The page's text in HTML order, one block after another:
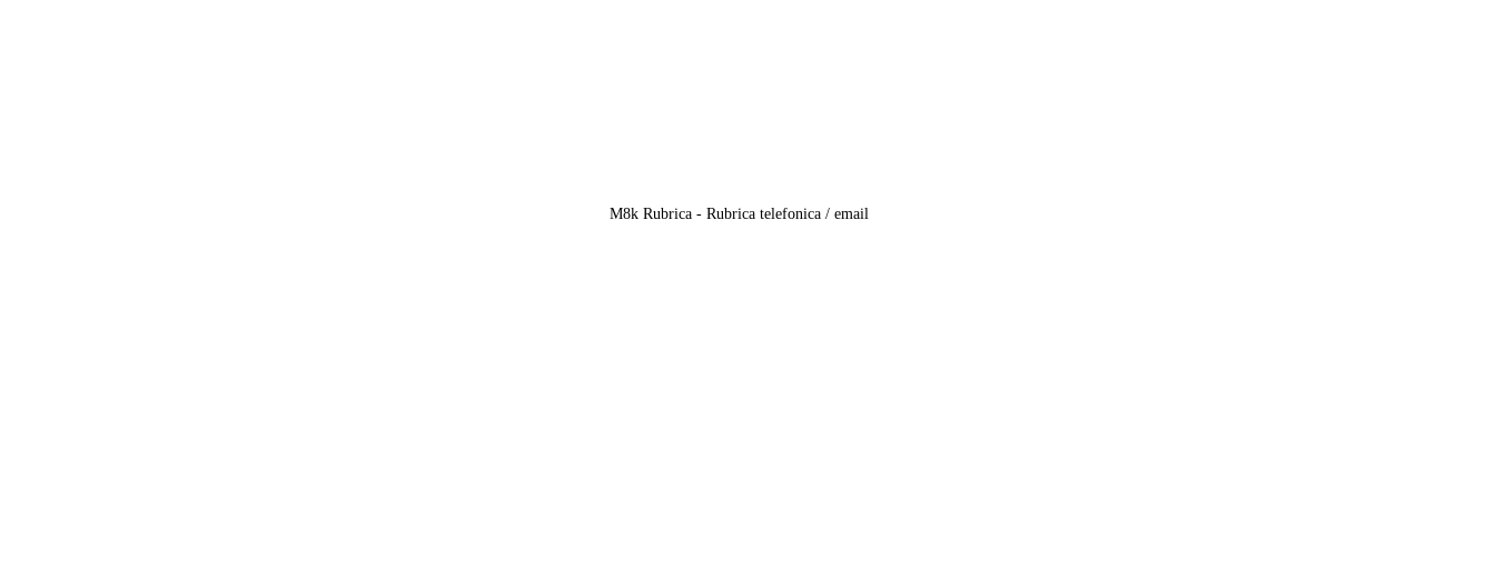
M8k Rubrica - Rubrica telefonica / email